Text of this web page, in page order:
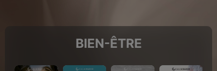
BIEN-ÊTRE